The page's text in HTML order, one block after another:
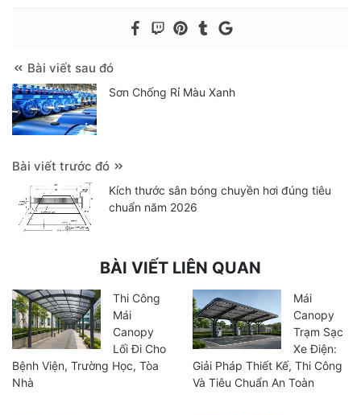
Bài viết sau đó
Sơn Chống Rỉ Màu Xanh
Bài viết trước đó
Kích thước sân bóng chuyền hơi đúng tiêu
chuẩn năm 2026
BÀI VIẾT LIÊN QUAN
Thi Công
Mái
Canopy
Lối Đi Cho
Bệnh Viện, Trường Học, Tòa
Nhà
Mái
Canopy
Trạm Sạc
Xe Điện:
Giải Pháp Thiết Kế, Thi Công
Và Tiêu Chuẩn An Toàn